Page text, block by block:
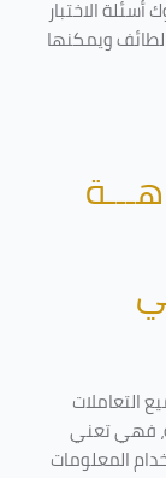
الاختبار
ويمكنها
التعاملات
فهي تعني
المعلومات